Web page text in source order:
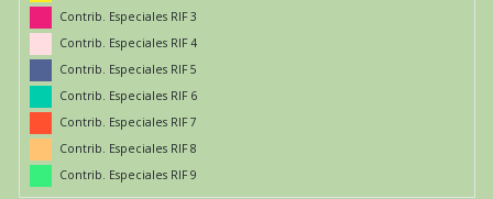
Contrib. Especiales RIF 3
Contrib. Especiales RIF 4
Contrib. Especiales RIF 5
Contrib. Especiales RIF 6
Contrib. Especiales RIF 7
Contrib. Especiales RIF 8
Contrib. Especiales RIF 9